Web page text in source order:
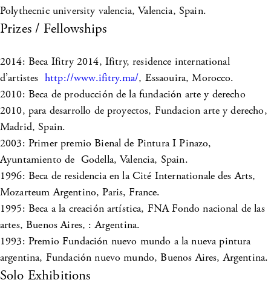
Polythecnic university valencia, Valencia, Spain.
Prizes / Fellowships
2014: Beca Ifitry 2014, Ifitry, residence international
d’artistes http://www.ifitry.ma/, Essaouira, Morocco.
2010: Beca de producción de la fundación arte y derecho
2010, para desarrollo de proyectos, Fundacion arte y derecho,
Madrid, Spain.
2003: Primer premio Bienal de Pintura I Pinazo,
Ayuntamiento de Godella, Valencia, Spain.
1996: Beca de residencia en la Cité Internationale des Arts,
Mozarteum Argentino, Paris, France.
1995: Beca a la creación artística, FNA Fondo nacional de las
artes, Buenos Aires, : Argentina.
1993: Premio Fundación nuevo mundo a la nueva pintura
argentina, Fundación nuevo mundo, Buenos Aires, Argentina.
Solo Exhibitions